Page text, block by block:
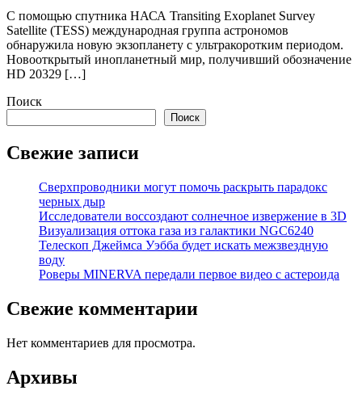
С помощью спутника НАСА Transiting Exoplanet Survey
Satellite (TESS) международная группа астрономов
обнаружила новую экзопланету с ультракоротким периодом.
Новооткрытый инопланетный мир, получивший обозначение
HD 20329 […]
Поиск
Поиск
Свежие записи
Сверхпроводники могут помочь раскрыть парадокс
черных дыр
Исследователи воссоздают солнечное извержение в 3D
Визуализация оттока газа из галактики NGC6240
Телескоп Джеймса Уэбба будет искать межзвездную
воду
Роверы MINERVA передали первое видео с астероида
Свежие комментарии
Нет комментариев для просмотра.
Архивы